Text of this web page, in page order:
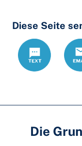
Diese Seite
Text
Die